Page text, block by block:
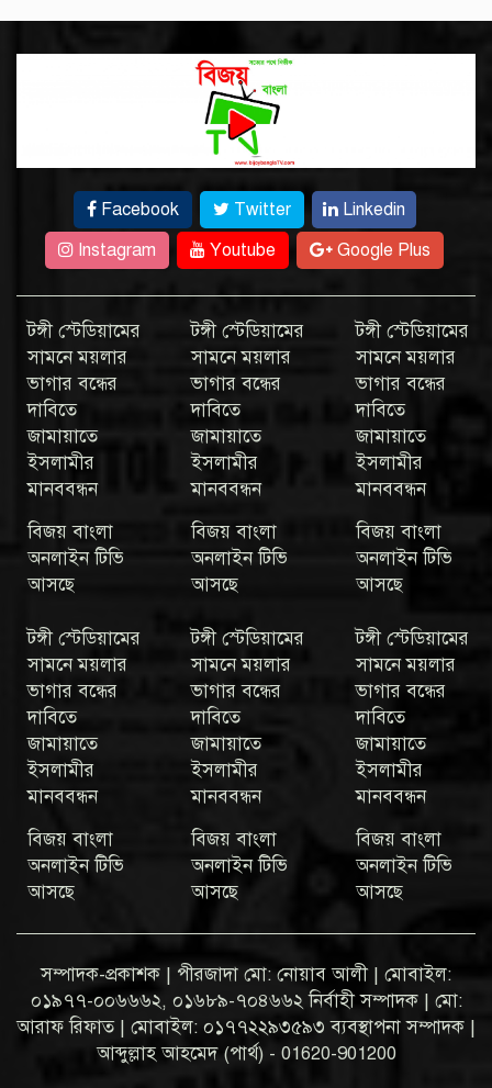
Facebook Twitter
Linkedin
Instagram
Youtube Google Plus
টঙ্গী স্টেডিয়ামের
সামনে ময়লার
ভাগার বন্ধের
দাবিতে
জামায়াতে
ইসলামীর
মানববন্ধন
বিজয় বাংলা
অনলাইন টিভি
আসছে
টঙ্গী স্টেডিয়ামের
সামনে ময়লার
ভাগার বন্ধের
দাবিতে
জামায়াতে
ইসলামীর
মানববন্ধন
বিজয় বাংলা
অনলাইন টিভি
আসছে
টঙ্গী স্টেডিয়ামের
সামনে ময়লার
ভাগার বন্ধের
দাবিতে
জামায়াতে
ইসলামীর
মানববন্ধন
বিজয় বাংলা
অনলাইন টিভি
আসছে
টঙ্গী স্টেডিয়ামের
সামনে ময়লার
ভাগার বন্ধের
দাবিতে
জামায়াতে
ইসলামীর
মানববন্ধন
বিজয় বাংলা
অনলাইন টিভি
আসছে
টঙ্গী স্টেডিয়ামের
সামনে ময়লার
ভাগার বন্ধের
দাবিতে
জামায়াতে
ইসলামীর
মানববন্ধন
বিজয় বাংলা
অনলাইন টিভি
আসছে
টঙ্গী স্টেডিয়ামের
সামনে ময়লার
ভাগার বন্ধের
দাবিতে
জামায়াতে
ইসলামীর
মানববন্ধন
বিজয় বাংলা
অনলাইন টিভি
আসছে
সম্পাদক-প্রকাশক | পীরজাদা মো: নোয়াব আলী | মোবাইল:
০১৯৭৭-০০৬৬৬২, ০১৬৮৯-৭০৪৬৬২ নির্বাহী সম্পাদক | মো:
আরাফ রিফাত | মোবাইল: ০১৭৭২২৯৩৫৯৩ ব্যবস্থাপনা সম্পাদক |
আব্দুল্লাহ আহমেদ (পার্থ) - 01620-901200